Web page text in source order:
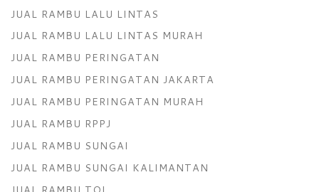
JUAL RAMBU LALU LINTAS
JUAL RAMBU LALU LINTAS MURAH
JUAL RAMBU PERINGATAN
JUAL RAMBU PERINGATAN JAKARTA
JUAL RAMBU PERINGATAN MURAH
JUAL RAMBU RPPJ
JUAL RAMBU SUNGAI
JUAL RAMBU SUNGAI KALIMANTAN